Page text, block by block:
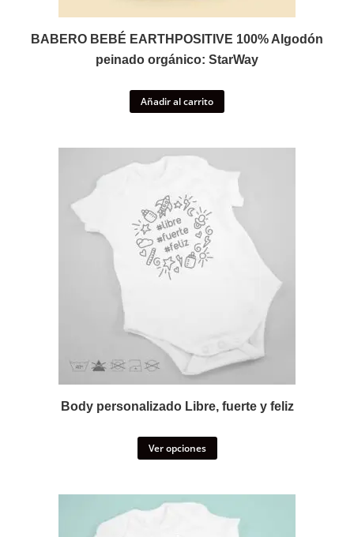
BABERO BEBÉ EARTHPOSITIVE 100% Algodón
peinado orgánico: StarWay
Añadir al carrito
Body personalizado Libre, fuerte y feliz
Ver opciones